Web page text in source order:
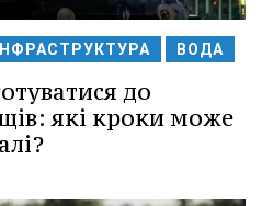
ІНФРАСТРУКТУРА ВОДА
до
які кроки може